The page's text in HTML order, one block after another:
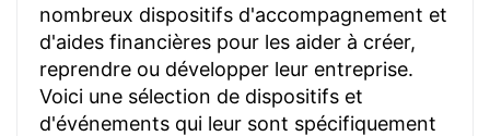
nombreux dispositifs d'accompagnement et
d'aides financières pour les aider à créer,
reprendre ou développer leur entreprise.
Voici une sélection de dispositifs et
d'événements qui leur sont spécifiquement